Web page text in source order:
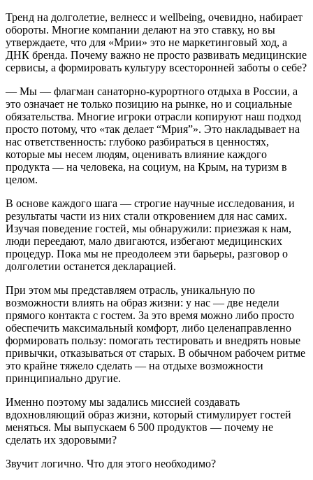
Тренд на долголетие, велнесс и wellbeing, очевидно, набирает
обороты. Многие компании делают на это ставку, но вы
утверждаете, что для «Мрии» это не маркетинговый ход, а
ДНК бренда. Почему важно не просто развивать медицинские
сервисы, а формировать культуру всесторонней заботы о себе?
— Мы — флагман санаторно-курортного отдыха в России, а
это означает не только позицию на рынке, но и социальные
обязательства. Многие игроки отрасли копируют наш подход
просто потому, что «так делает “Мрия”». Это накладывает на
нас ответственность: глубоко разбираться в ценностях,
которые мы несем людям, оценивать влияние каждого
продукта — на человека, на социум, на Крым, на туризм в
целом.
В основе каждого шага — строгие научные исследования, и
результаты части из них стали откровением для нас самих.
Изучая поведение гостей, мы обнаружили: приезжая к нам,
люди переедают, мало двигаются, избегают медицинских
процедур. Пока мы не преодолеем эти барьеры, разговор о
долголетии останется декларацией.
При этом мы представляем отрасль, уникальную по
возможности влиять на образ жизни: у нас — две недели
прямого контакта с гостем. За это время можно либо просто
обеспечить максимальный комфорт, либо целенаправленно
формировать пользу: помогать тестировать и внедрять новые
привычки, отказываться от старых. В обычном рабочем ритме
это крайне тяжело сделать — на отдыхе возможности
принципиально другие.
Именно поэтому мы задались миссией создавать
вдохновляющий образ жизни, который стимулирует гостей
меняться. Мы выпускаем 6 500 продуктов — почему не
сделать их здоровыми?
Звучит логично. Что для этого необходимо?